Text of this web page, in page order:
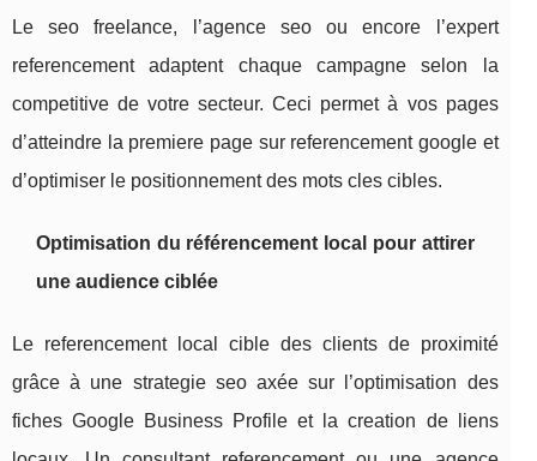
Le seo freelance, l’agence seo ou encore l’expert
referencement adaptent chaque campagne selon la
competitive de votre secteur. Ceci permet à vos pages
d’atteindre la premiere page sur referencement google et
d’optimiser le positionnement des mots cles cibles.
Optimisation du référencement local pour attirer
une audience ciblée
Le referencement local cible des clients de proximité
grâce à une strategie seo axée sur l’optimisation des
fiches Google Business Profile et la creation de liens